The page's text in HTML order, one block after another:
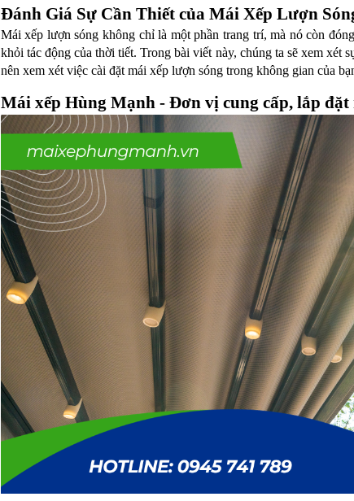
Đánh Giá Sự Cần Thiết của Mái Xếp Lượn
Mái xếp lượn sóng không chỉ là một phần trang trí, mà nó còn
khỏi tác động của thời tiết. Trong bài viết này, chúng ta sẽ xem xét
nên xem xét việc cài đặt mái xếp lượn sóng trong không gian của
Mái xếp Hùng Mạnh - Đơn vị cung cấp, lắp